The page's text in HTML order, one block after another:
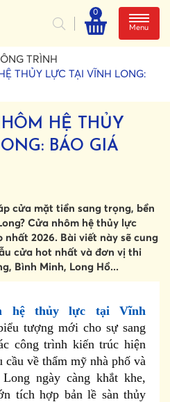
0
Menu
TRÌNH
THỦY LỰC TẠI VĨNH LONG:
HỆ THỦY
BÁO GIÁ
cửa mặt tiền sang trọng, bền
Cửa nhôm hệ thủy lực
2026. Bài viết này sẽ cung
cửa hot nhất và đơn vị thi
Bình Minh, Long Hồ...
hệ thủy lực tại Vĩnh
tượng mới cho sự sang
công trình kiến trúc hiện
về thẩm mỹ nhà phố và
ngày càng khắt khe,
tích hợp bản lề sàn thủy